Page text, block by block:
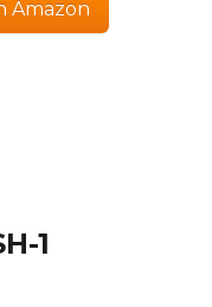
Amazon
1